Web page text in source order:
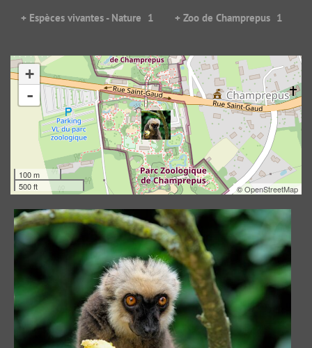
+ Espèces vivantes - Nature 1 + Zoo de Champrepus 1
+
-
100 m
500 ft
©OpenStreetMap
Les yeux plus grand que la bouche
91478 visites